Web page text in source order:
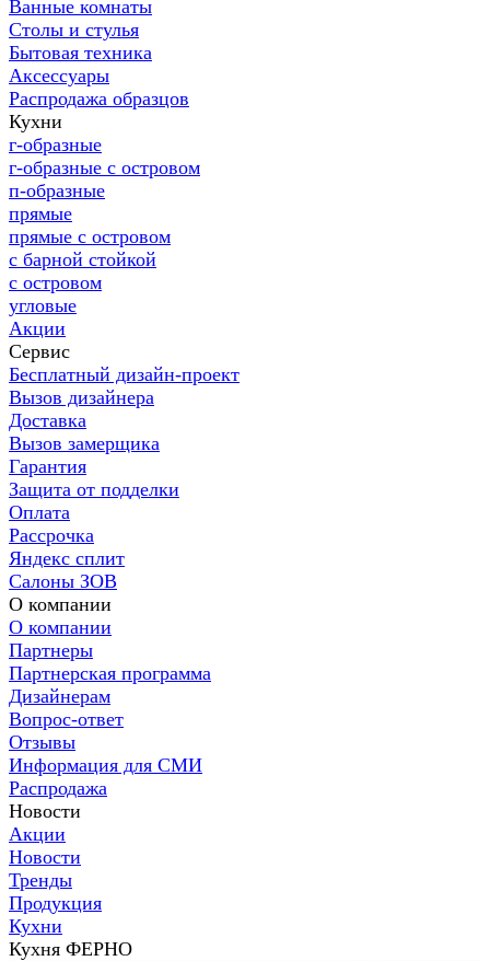
Ванные комнаты
Столы и стулья
Бытовая техника
Аксессуары
Распродажа образцов
Кухни
г-образные
г-образные с островом
п-образные
прямые
прямые с островом
с барной стойкой
с островом
угловые
Акции
Сервис
Бесплатный дизайн-проект
Вызов дизайнера
Доставка
Вызов замерщика
Гарантия
Защита от подделки
Оплата
Рассрочка
Яндекс сплит
Салоны ЗОВ
О компании
О компании
Партнеры
Партнерская программа
Дизайнерам
Вопрос-ответ
Отзывы
Информация для СМИ
Распродажа
Новости
Акции
Новости
Тренды
Продукция
Кухни
Кухня ФЕРНО